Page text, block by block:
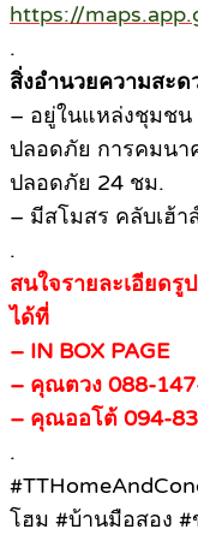
https://
.
สิ่งอำนวยความสะด
– อยู่ในแหล่งชุมชน
ปลอดภัย การคมนา
ปลอดภัย 24 ชม.
– มีสโมสร คลับเฮ้า
.
สนใจรายละเอียดรู
ได้ที่
– IN BOX PAGE
– คุณตวง 088-
– คุณออโต้ 094-
.
โฮม #บ้านมือสอง #